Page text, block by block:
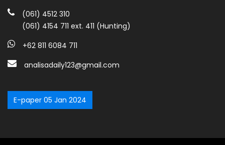
(061) 4512 310
(061) 4154 711 ext. 411 (Hunting)
+62 811 6084 711
analisadaily123@gmail.com
E-paper 05 Jan 2024